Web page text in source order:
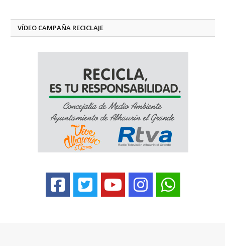
VÍDEO CAMPAÑA RECICLAJE